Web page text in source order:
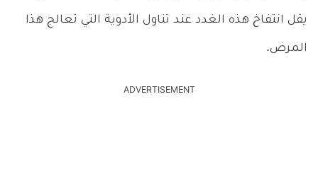
يقل انتفاخ هذه الغدد عند تناول الأدوية التي تعالج هذا
المرض.
ADVERTISEMENT